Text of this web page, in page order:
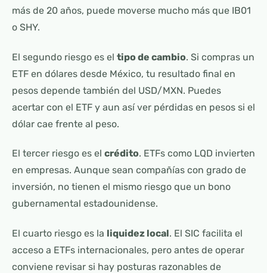
más de 20 años, puede moverse mucho más que IB01
o SHY.
El segundo riesgo es el tipo de cambio. Si compras un
ETF en dólares desde México, tu resultado final en
pesos depende también del USD/MXN. Puedes
acertar con el ETF y aun así ver pérdidas en pesos si el
dólar cae frente al peso.
El tercer riesgo es el crédito. ETFs como LQD invierten
en empresas. Aunque sean compañías con grado de
inversión, no tienen el mismo riesgo que un bono
gubernamental estadounidense.
El cuarto riesgo es la liquidez local. El SIC facilita el
acceso a ETFs internacionales, pero antes de operar
conviene revisar si hay posturas razonables de